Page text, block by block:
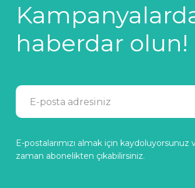
haberdar olun!
E-postalarımızı almak için kaydoluyorsunuz
zaman abonelikten çıkabilirsiniz.